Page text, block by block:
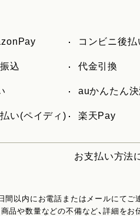
コンビニ後払
込 代金引換
auかんたん決
い(ペイディ) 楽天Pay
お支払い方法
以内にお電話またはメールにてご
品や数量などの不備など、詳細をお